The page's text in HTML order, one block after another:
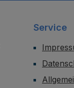
Service